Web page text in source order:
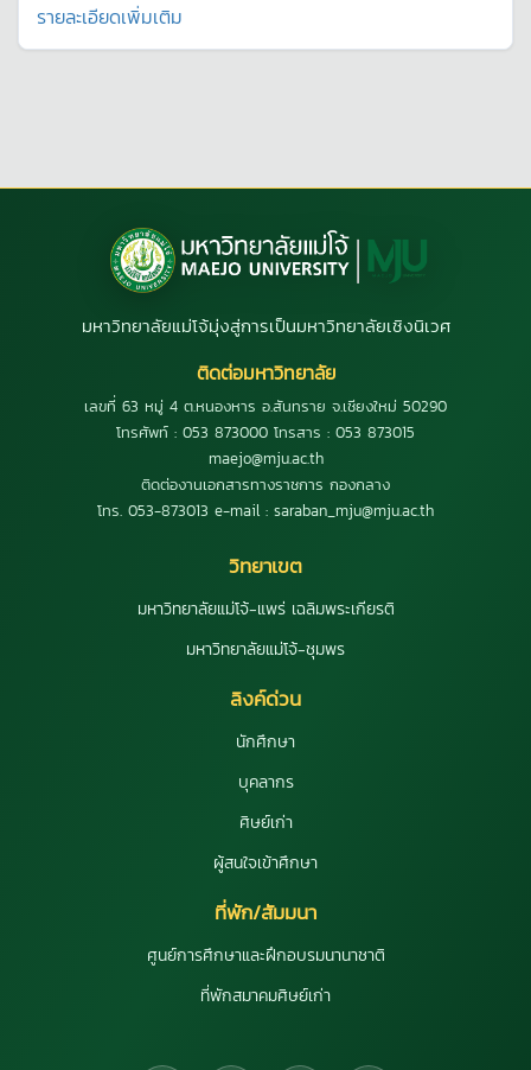
รายละเอียดเพิ่มเติม
มหาวิทยาลัยแม่โจ้มุ่งสู่การเป็นมหาวิทยาลัยเชิงนิเวศ
ติดต่อมหาวิทยาลัย
เลขที่ 63 หมู่ 4 ต.หนองหาร อ.สันทราย จ.เชียงใหม่ 50290
โทรศัพท์ : 053 873000 โทรสาร : 053 873015
maejo@mju.ac.th
ติดต่องานเอกสารทางราชการ กองกลาง
โทร. 053-873013 e-mail : saraban_mju@mju.ac.th
วิทยาเขต
มหาวิทยาลัยแม่โจ้-แพร่ เฉลิมพระเกียรติ
มหาวิทยาลัยแม่โจ้-ชุมพร
ลิงค์ด่วน
นักศึกษา
บุคลากร
ศิษย์เก่า
ผู้สนใจเข้าศึกษา
ที่พัก/สัมมนา
ศูนย์การศึกษาและฝึกอบรมนานาชาติ
ที่พักสมาคมศิษย์เก่า